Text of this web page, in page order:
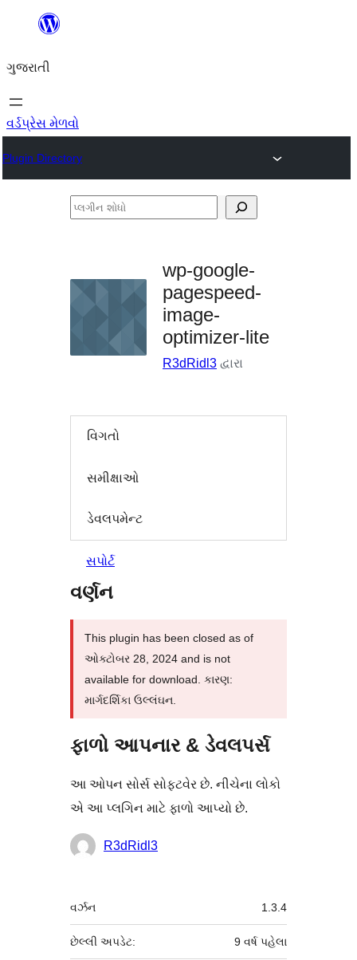
કંટેન્ટ(લખાણ)
જાઓ
ગુજરાતી
વર્ડપ્રેસ મેળવો
Plugin Directory
પ્લગીન
wp-google-
pagespeed-
image-
optimizer-lite
R3dRidl3 દ્વારા
વિગતો
સમીક્ષાઓ
ડેવલપમેન્ટ
સપોર્ટ
વર્ણન
This plugin has been closed as of
ઓક્ટોબર 28, 2024 and is not
available for download. કારણ:
માર્ગદર્શિકા ઉલ્લંઘન.
ફાળો આપનાર & ડેવલપર્સ
આ ઓપન સોર્સ સોફ્ટવેર છે. નીચેના લોકો
એ આ પ્લગિન માટે ફાળો આપ્યો છે.
ફાળો
R3dRidl3
મેટા
વર્ઝન 1.3.4
છેલ્લી અપડેટ: 9 વર્ષપહેલા